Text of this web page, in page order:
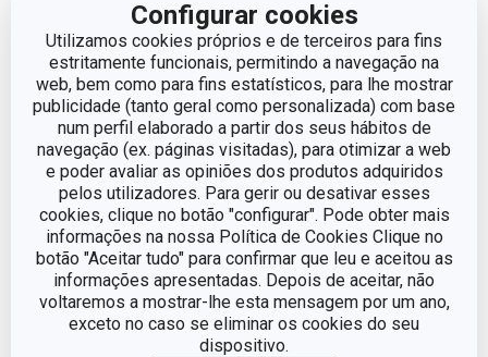
Configurar cookies
Utilizamos cookies próprios e de terceiros para fins
estritamente funcionais, permitindo a navegação na
web, bem como para fins estatísticos, para lhe mostrar
publicidade (tanto geral como personalizada) com base
num perfil elaborado a partir dos seus hábitos de
navegação (ex. páginas visitadas), para otimizar a web
e poder avaliar as opiniões dos produtos adquiridos
pelos utilizadores. Para gerir ou desativar esses
cookies, clique no botão "configurar". Pode obter mais
informações na nossa Política de Cookies Clique no
botão "Aceitar tudo" para confirmar que leu e aceitou as
informações apresentadas. Depois de aceitar, não
voltaremos a mostrar-lhe esta mensagem por um ano,
exceto no caso se eliminar os cookies do seu
dispositivo.
pepino para uma taça.
Adicione o alho esmagado, o sumo de limão, o endro
picado, o iogurte grego, misture e tempere com sal e
pimenta.
Vai precisar de: